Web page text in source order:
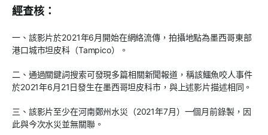
經查核：
一、該影片於2021年6月開始在網絡流傳，拍攝地點為墨西哥東部
港口城市坦皮科（Tampico）。
二、通過關鍵詞搜索可發現多篇相關新聞報道，稱該鱷魚咬人事件
於2021年6月21日發生在墨西哥坦皮科市，與上述影片描述相同。
三、該影片至少在河南鄭州水災（2021年7月）一個月前錄製，因
此與今次水災並無關聯。